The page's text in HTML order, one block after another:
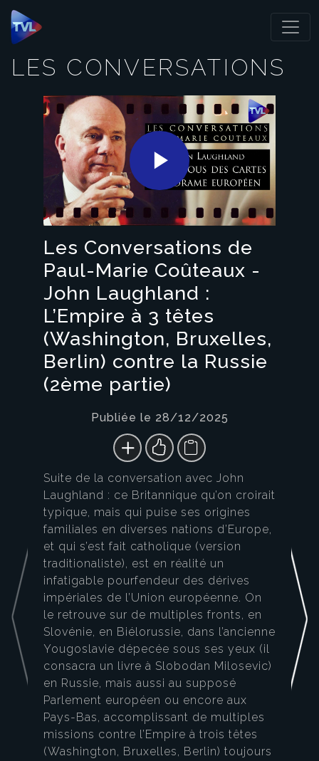
Panneau de gestion des cookies
LES CONVERSATIONS
Play
Video
Les Conversations de
Paul-Marie Coûteaux -
John Laughland :
L’Empire à 3 têtes
(Washington, Bruxelles,
Berlin) contre la Russie
(2ème partie)
Publiée le 28/12/2025
Suite de la conversation avec John
Laughland : ce Britannique qu’on croirait
typique, mais qui puise ses origines
familiales en diverses nations d’Europe,
et qui s’est fait catholique (version
traditionaliste), est en réalité un
infatigable pourfendeur des dérives
impériales de l’Union européenne. On
le retrouve sur de multiples fronts, en
Slovénie, en Biélorussie, dans l’ancienne
Yougoslavie dépecée sous ses yeux (il
consacra un livre à Slobodan Milosevic)
en Russie, mais aussi au supposé
Parlement européen ou encore aux
Pays-Bas, accomplissant de multiples
missions contre l’Empire à trois têtes
(Washington, Bruxelles, Berlin) toujours